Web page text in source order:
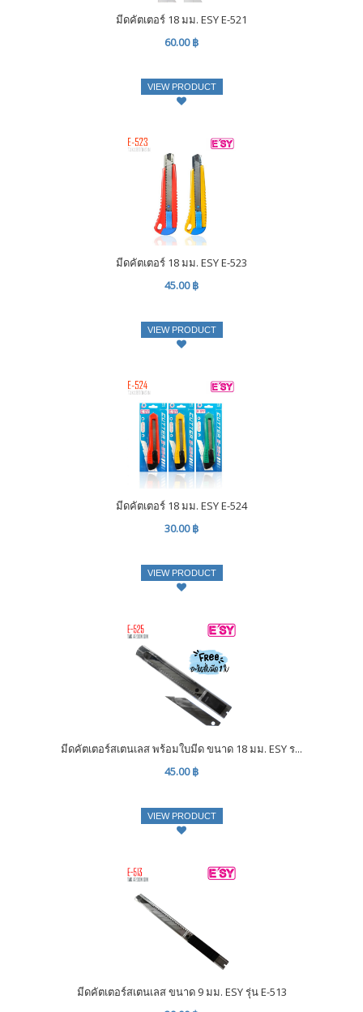
มีดคัตเตอร์ 18 มม. ESY E-521
60.00 ฿
VIEW PRODUCT
มีดคัตเตอร์ 18 มม. ESY E-523
45.00 ฿
VIEW PRODUCT
มีดคัตเตอร์ 18 มม. ESY E-524
30.00 ฿
VIEW PRODUCT
มีดคัตเตอร์สเตนเลส พร้อมใบมีด ขนาด 18 มม. ESY ร...
45.00 ฿
VIEW PRODUCT
มีดคัตเตอร์สเตนเลส ขนาด 9 มม. ESY รุ่น E-513